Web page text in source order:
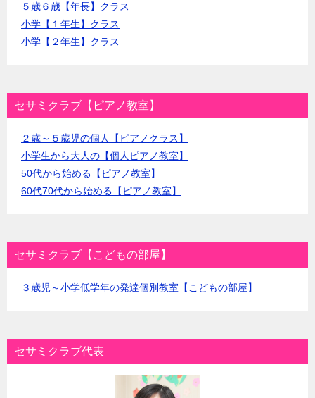
５歳６歳【年長】クラス
小学【１年生】クラス
小学【２年生】クラス
セサミクラブ【ピアノ教室】
２歳～５歳児の個人【ピアノクラス】
小学生から大人の【個人ピアノ教室】
50代から始める【ピアノ教室】
60代70代から始める【ピアノ教室】
セサミクラブ【こどもの部屋】
３歳児～小学低学年の発達個別教室【こどもの部屋】
セサミクラブ代表